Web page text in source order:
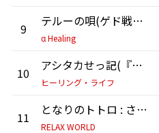
9 テルーの唄(ゲド戦記より)
α Healing
10 アシタカせっ記(『もののけ姫』より)(オルゴール)
ヒーリング・ライフ
11 となりのトトロ : さんぽ
RELAX WORLD